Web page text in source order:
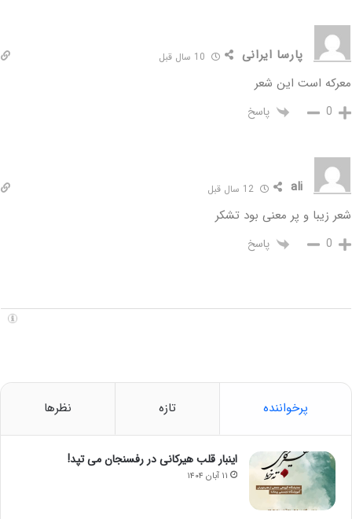
پارسا ایرانی
معرکه است این شعر
0 پاسخ
ali 12 سال قبل
شعر زیبا و پر معنی بود تشکر
0 پاسخ
پرخواننده تازه نظرها
اینبار قلب هیرکانی در رفسنجان می تپد!
۱۱ آبان ۱۴۰۴